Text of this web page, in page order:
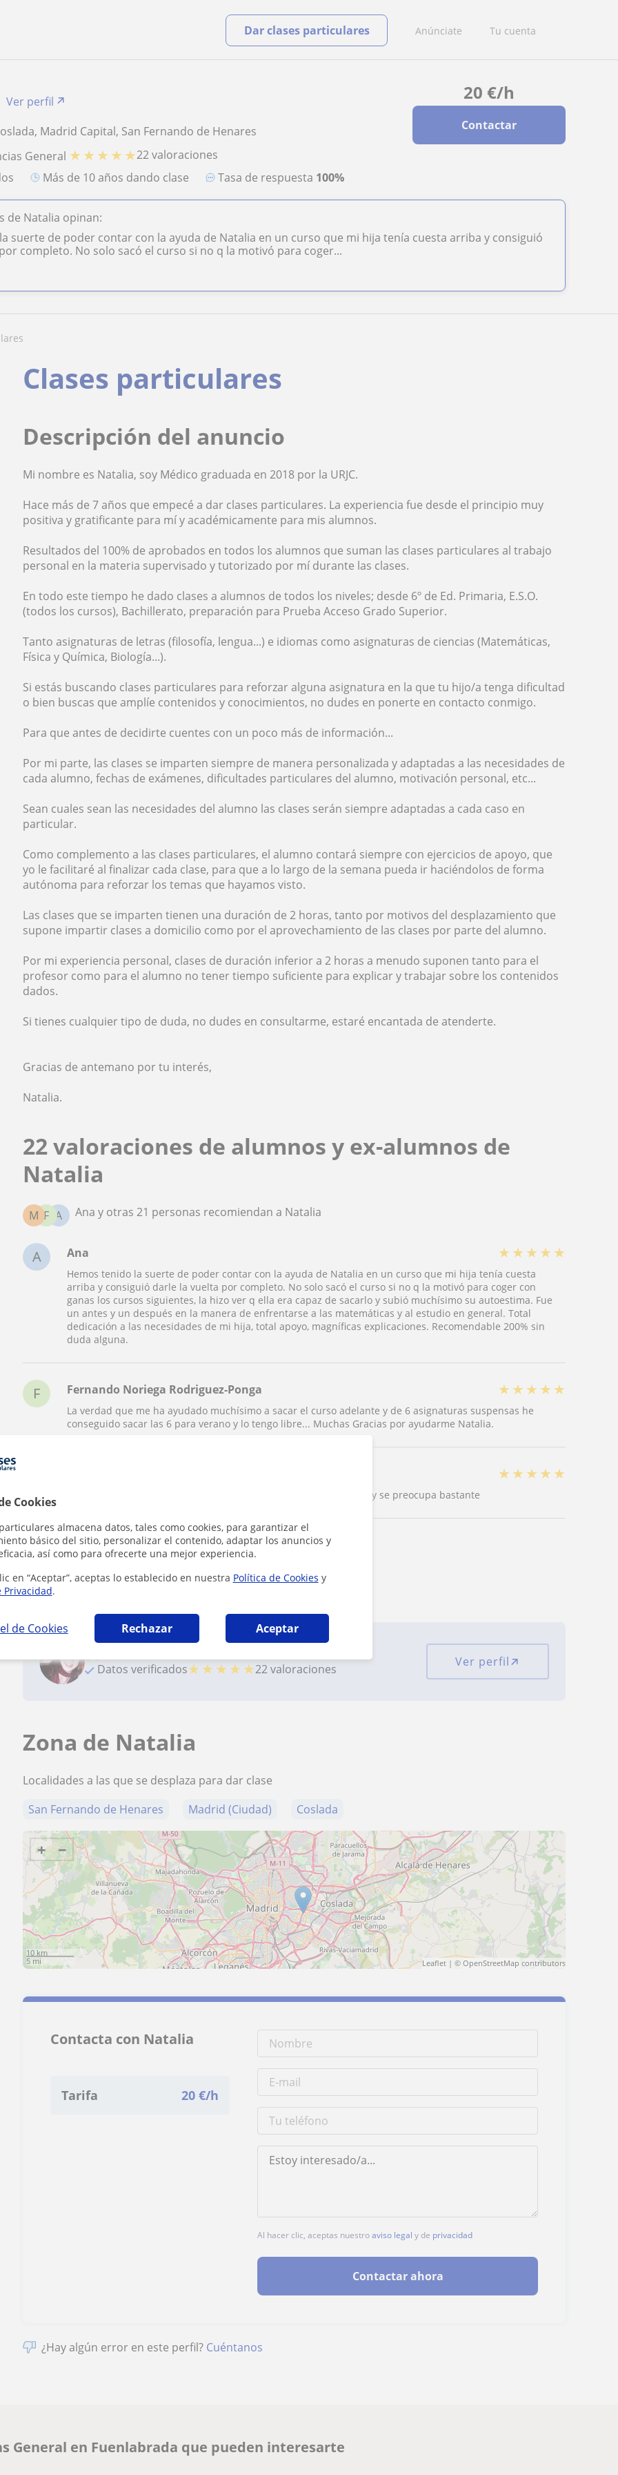
Cookies
almacena datos, tales como cookies, para garantizar el
básico del sitio, personalizar el contenido, adaptar los anuncios y
así como para ofrecerte una mejor experiencia.
en “Aceptar”, aceptas lo establecido en nuestra Política de Cookies y
Privacidad.
de Cookies Rechazar Aceptar
Anúnciate Tu cuenta
Dar clases particulares
20 €/h
Contactar
Ver perfil
Madrid Capital, San Fernando de Henares
General ★ ★ ★ ★ ★22 valoraciones
más de 10 años dando clase Tasa de respuesta 100%
de Natalia opinan:
suerte de poder contar con la ayuda de Natalia en un curso que mi hija tenía cuesta arriba y consiguió
completo. No solo sacó el curso si no q la motivó para coger...
Clases particulares
Descripción del anuncio
Mi nombre es Natalia, soy Médico graduada en 2018 por la URJC.
Hace más de 7 años que empecé a dar clases particulares. La experiencia fue desde el principio muy
positiva y gratificante para mí y académicamente para mis alumnos.
Resultados del 100% de aprobados en todos los alumnos que suman las clases particulares al trabajo
personal en la materia supervisado y tutorizado por mí durante las clases.
En todo este tiempo he dado clases a alumnos de todos los niveles; desde 6º de Ed. Primaria, E.S.O.
(todos los cursos), Bachillerato, preparación para Prueba Acceso Grado Superior.
Tanto asignaturas de letras (filosofía, lengua...) e idiomas como asignaturas de ciencias (Matemáticas,
Física y Química, Biología...).
Si estás buscando clases particulares para reforzar alguna asignatura en la que tu hijo/a tenga dificultad
o bien buscas que amplíe contenidos y conocimientos, no dudes en ponerte en contacto conmigo.
Para que antes de decidirte cuentes con un poco más de información...
Por mi parte, las clases se imparten siempre de manera personalizada y adaptadas a las necesidades de
cada alumno, fechas de exámenes, dificultades particulares del alumno, motivación personal, etc...
Sean cuales sean las necesidades del alumno las clases serán siempre adaptadas a cada caso en
particular.
Como complemento a las clases particulares, el alumno contará siempre con ejercicios de apoyo, que
yo le facilitaré al finalizar cada clase, para que a lo largo de la semana pueda ir haciéndolos de forma
autónoma para reforzar los temas que hayamos visto.
Las clases que se imparten tienen una duración de 2 horas, tanto por motivos del desplazamiento que
supone impartir clases a domicilio como por el aprovechamiento de las clases por parte del alumno.
Por mi experiencia personal, clases de duración inferior a 2 horas a menudo suponen tanto para el
profesor como para el alumno no tener tiempo suficiente para explicar y trabajar sobre los contenidos
dados.
Si tienes cualquier tipo de duda, no dudes en consultarme, estaré encantada de atenderte.
Gracias de antemano por tu interés,
Natalia.
22 valoraciones de alumnos y ex-alumnos de
Natalia
A
F
M Ana y otras 21 personas recomiendan a Natalia
A Ana ★ ★ ★ ★ ★
Hemos tenido la suerte de poder contar con la ayuda de Natalia en un curso que mi hija tenía cuesta
arriba y consiguió darle la vuelta por completo. No solo sacó el curso si no q la motivó para coger con
ganas los cursos siguientes, la hizo ver q ella era capaz de sacarlo y subió muchísimo su autoestima. Fue
un antes y un después en la manera de enfrentarse a las matemáticas y al estudio en general. Total
dedicación a las necesidades de mi hija, total apoyo, magníficas explicaciones. Recomendable 200% sin
duda alguna.
F Fernando Noriega Rodriguez-Ponga ★ ★ ★ ★ ★
La verdad que me ha ayudado muchísimo a sacar el curso adelante y de 6 asignaturas suspensas he
conseguido sacar las 6 para verano y lo tengo libre... Muchas Gracias por ayudarme Natalia.
★ ★ ★ ★ ★
Es muy buena explicandote lo que no entiendes, te ayuda mucho y se preocupa bastante
Ver todas las valoraciones
Reconocimientos
Datos verificados★ ★ ★ ★ ★22 valoraciones Ver perfil
Zona de Natalia
Localidades a las que se desplaza para dar clase
San Fernando de Henares
Madrid (Ciudad) Coslada
+ −
10 km
5 mi
Leaflet| © OpenStreetMap contributors
Contacta con Natalia
Tarifa 20 €/h
Al hacer clic, aceptas nuestroaviso legal y de privacidad
Contactar ahora
¿Hay algún error en este perfil? Cuéntanos
General en Fuenlabrada que pueden interesarte